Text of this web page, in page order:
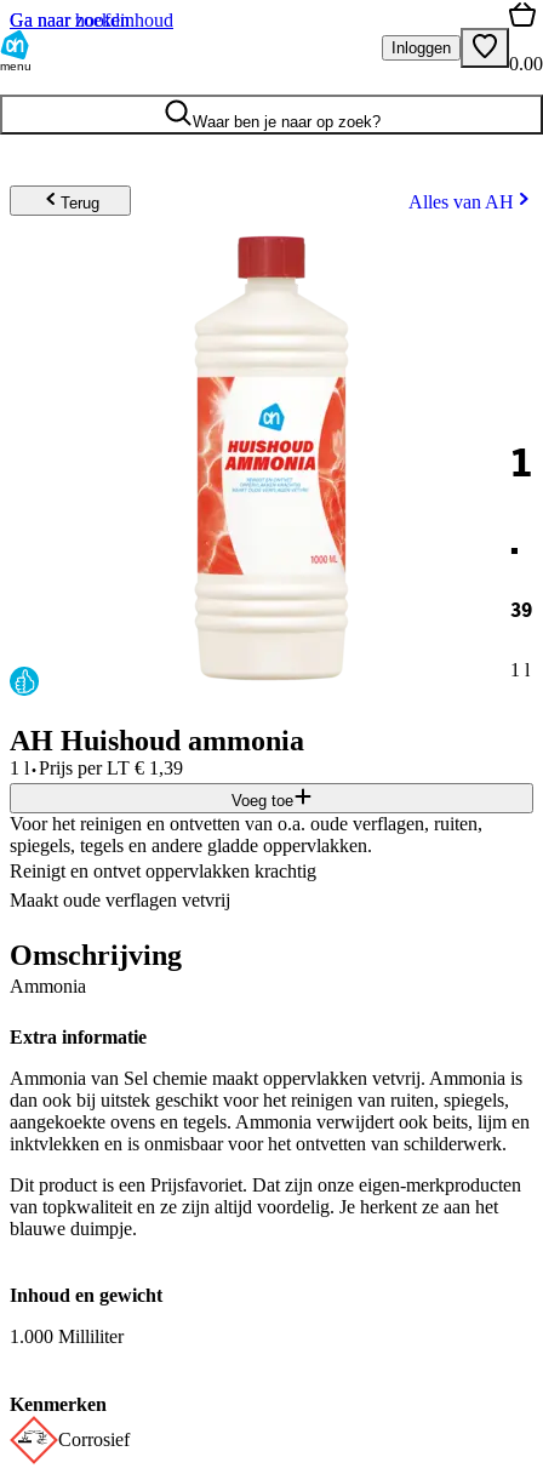
Ga naar hoofdinhoud
Ga naar zoeken
menu
Inloggen
0.00
Waar ben je naar op zoek?
Terug Alles van AH
1
.
39
1 l
AH Huishoud ammonia
1 l·Prijs per LT € 1,39
Voeg toe
Voor het reinigen en ontvetten van o.a. oude verflagen, ruiten,
spiegels, tegels en andere gladde oppervlakken.
Reinigt en ontvet oppervlakken krachtig
Maakt oude verflagen vetvrij
Omschrijving
Ammonia
Extra informatie
Ammonia van Sel chemie maakt oppervlakken vetvrij. Ammonia is
dan ook bij uitstek geschikt voor het reinigen van ruiten, spiegels,
aangekoekte ovens en tegels. Ammonia verwijdert ook beits, lijm en
inktvlekken en is onmisbaar voor het ontvetten van schilderwerk.
Dit product is een Prijsfavoriet. Dat zijn onze eigen-merkproducten
van topkwaliteit en ze zijn altijd voordelig. Je herkent ze aan het
blauwe duimpje.
Inhoud en gewicht
1.000 Milliliter
Kenmerken
Corrosief